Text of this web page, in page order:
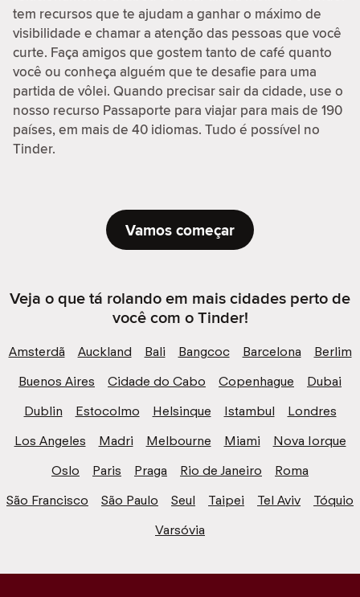
tem recursos que te ajudam a ganhar o máximo de
visibilidade e chamar a atenção das pessoas que você
curte. Faça amigos que gostem tanto de café quanto
você ou conheça alguém que te desafie para uma
partida de vôlei. Quando precisar sair da cidade, use o
nosso recurso Passaporte para viajar para mais de 190
países, em mais de 40 idiomas. Tudo é possível no
Tinder.
Vamos começar
Veja o que tá rolando em mais cidades perto de
você com o Tinder!
Amsterdã Auckland Bali Bangcoc Barcelona
Berlim
Buenos Aires
Cidade do Cabo Copenhague
Dubai
Dublin
Estocolmo Helsinque Istambul
Londres
Los Angeles
Madri Melbourne Miami
Nova Iorque
Oslo
Paris Praga Rio de Janeiro
Roma
São Francisco
São Paulo Seul Taipei Tel Aviv
Tóquio
Varsóvia